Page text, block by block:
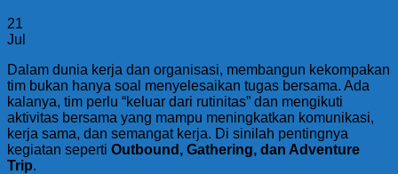
21
Jul
Dalam dunia kerja dan organisasi, membangun kekompakan
tim bukan hanya soal menyelesaikan tugas bersama. Ada
kalanya, tim perlu “keluar dari rutinitas” dan mengikuti
aktivitas bersama yang mampu meningkatkan komunikasi,
kerja sama, dan semangat kerja. Di sinilah pentingnya
kegiatan seperti Outbound, Gathering, dan Adventure
Trip.